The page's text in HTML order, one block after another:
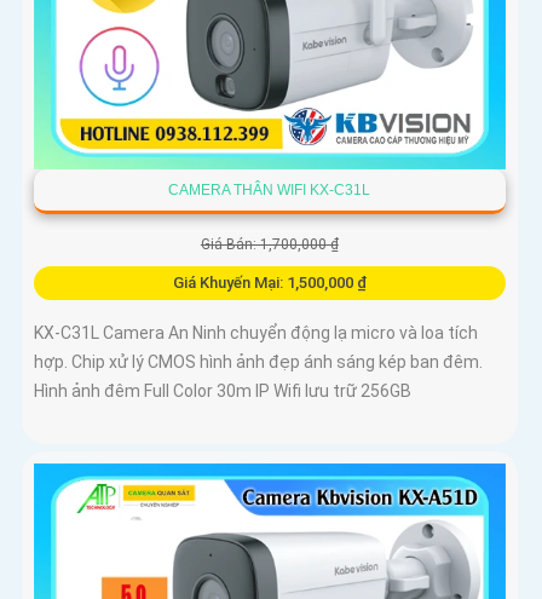
CAMERA THÂN WIFI KX-C31L
Giá Bán: 1,700,000 ₫
Giá Khuyến Mại: 1,500,000 ₫
KX-C31L Camera An Ninh chuyển động lạ micro và loa tích
hợp. Chip xử lý CMOS hình ảnh đẹp ánh sáng kép ban đêm.
Hình ảnh đêm Full Color 30m IP Wifi lưu trữ 256GB